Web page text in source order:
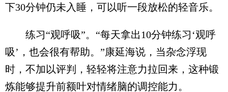
下30分钟仍未入睡，可以听一段放松的轻音乐。
练习“观呼吸”。“每天拿出10分钟练习‘观呼
吸’，也会很有帮助。”康延海说，当杂念浮现
时，不加以评判，轻轻将注意力拉回来，这种锻
炼能够提升前额叶对情绪脑的调控能力。